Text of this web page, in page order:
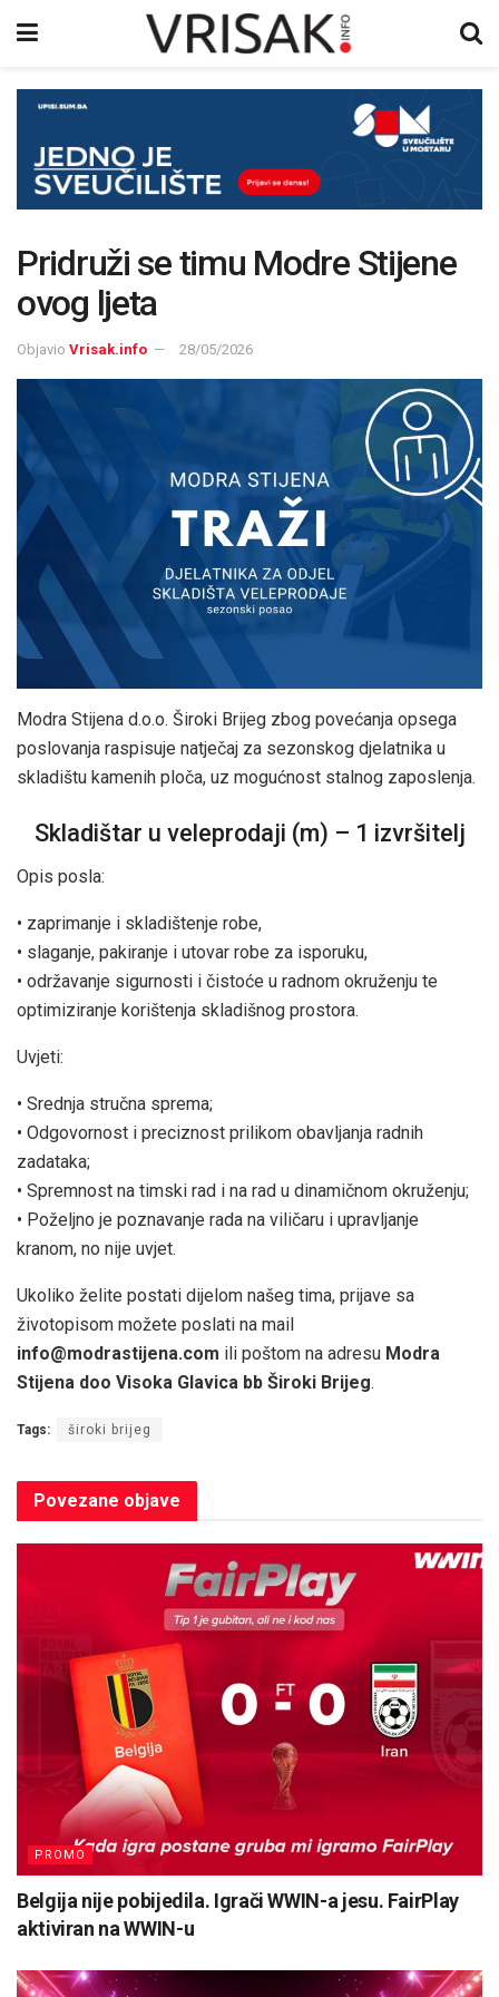
Pridruži se timu Modre Stijene
ovog ljeta
Objavio Vrisak.info 28/05/2026
Modra Stijena d.o.o. Široki Brijeg zbog povećanja opsega
poslovanja raspisuje natječaj za sezonskog djelatnika u
skladištu kamenih ploča, uz mogućnost stalnog zaposlenja.
Skladištar u veleprodaji (m) – 1 izvršitelj
Opis posla:
• zaprimanje i skladištenje robe,
• slaganje, pakiranje i utovar robe za isporuku,
• održavanje sigurnosti i čistoće u radnom okruženju te
optimiziranje korištenja skladišnog prostora.
Uvjeti:
• Srednja stručna sprema;
• Odgovornost i preciznost prilikom obavljanja radnih
zadataka;
• Spremnost na timski rad i na rad u dinamičnom okruženju;
• Poželjno je poznavanje rada na viličaru i upravljanje
kranom, no nije uvjet.
Ukoliko želite postati dijelom našeg tima, prijave sa
životopisom možete poslati na mail
info@modrastijena.com ili poštom na adresu Modra
Stijena doo Visoka Glavica bb Široki Brijeg.
Tags: široki brijeg
Povezane objave
PROMO
Belgija nije pobijedila. Igrači WWIN-a jesu. FairPlay
aktiviran na WWIN-u